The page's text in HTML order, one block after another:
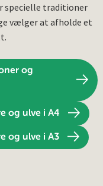
specielle traditioner
vælger at afholde et
og
og ulve i A4
og ulve i A3